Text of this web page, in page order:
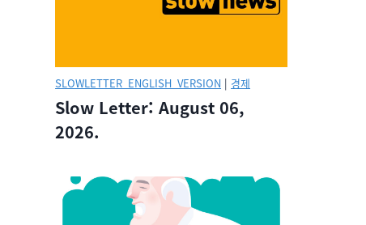
SLOWLETTER_ENGLISH_VERSION | 경제
Slow Letter: August 06,
2026.